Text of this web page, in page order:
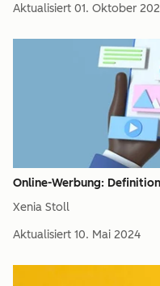
Aktualisiert 01. Oktober
Online-Werbung:
Xenia Stoll
Aktualisiert 10. Mai 2024